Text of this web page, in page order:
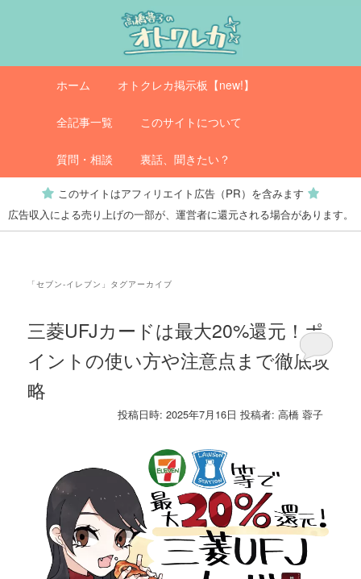
へ
動
移
オトクレカ
ュ
ホーム オトクレカ掲示板【new!】
全記事一覧 このサイトについて
質問・相談 裏話、聞きたい？
このサイトはアフィリエイト広告（PR）を含みます
広告収入による売り上げの一部が、運営者に還元される場合があります。
「セブン-イレブン 」タグアーカイブ
三菱UFJカードは最大20%還元！ポ
イントの使い方や注意点まで徹底攻
略
投稿日時:2025年7月16日 投稿者:高橋 蓉子